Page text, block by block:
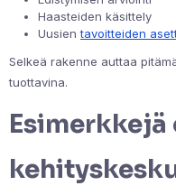
Haasteiden käsittely
Uusientavoitteiden
Selkeä rakenne auttaa
tuottavina.